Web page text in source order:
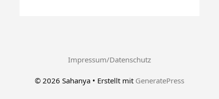
Impressum/Datenschutz
© 2026 Sahanya • Erstellt mit GeneratePress